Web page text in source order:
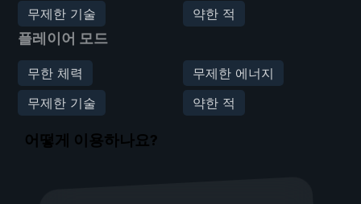
무제한 기술
약한 적
플레이어 모드
무한 체력
무제한 에너지
무제한 기술
약한 적
어떻게 이용하나요?